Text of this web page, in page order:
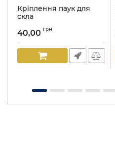
Кріплення паук для
скла
40,00 грн